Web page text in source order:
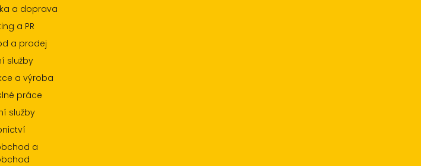
a doprava
a PR
a prodej
služby
a výroba
práce
služby
a